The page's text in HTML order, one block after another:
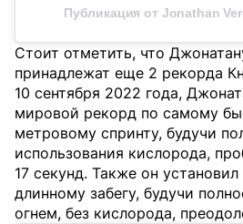
Публикация от Jonathan
Стоит отметить, что
принадлежат еще 2 рекорда
10 сентября 2022 года,
мировой рекорд по самому
метровому спринту, будучи
использования кислорода,
17 секунд. Также он
длинному забегу, будучи
огнем, без кислорода,